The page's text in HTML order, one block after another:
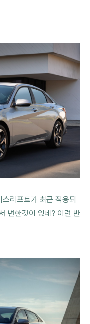
리프트가 최근 적용되
변한것이 없네? 이런 반